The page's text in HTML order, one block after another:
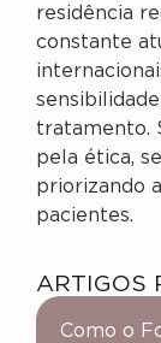
residência
constante
tratamento.
pela ética,
priorizando
pacientes.
ARTIGOS
Como o